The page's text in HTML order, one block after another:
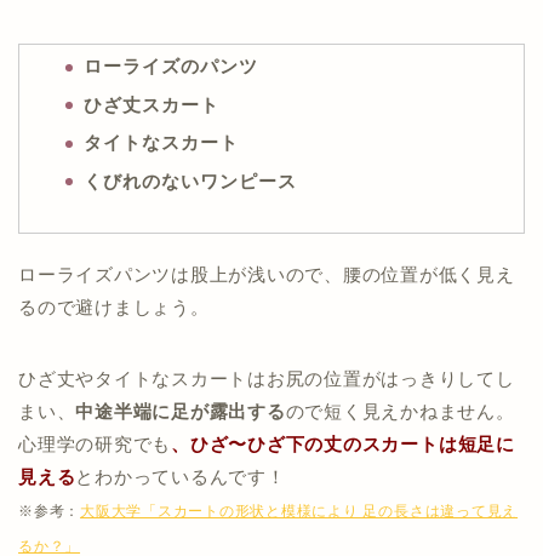
ローライズのパンツ
ひざ丈スカート
タイトなスカート
くびれのないワンピース
ローライズパンツは股上が浅いので、腰の位置が低く見え
るので避けましょう。
ひざ丈やタイトなスカートはお尻の位置がはっきりしてし
まい、中途半端に足が露出するので短く見えかねません。
心理学の研究でも 、ひざ〜ひざ下の丈のスカートは短足に
見えるとわかっているんです！
※参考： 大阪大学「スカートの形状と模様により 足の長さは違って見え
るか？」